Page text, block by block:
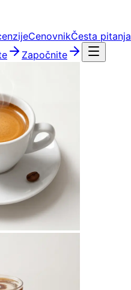
CenovnikČesta pitanja
Započnite